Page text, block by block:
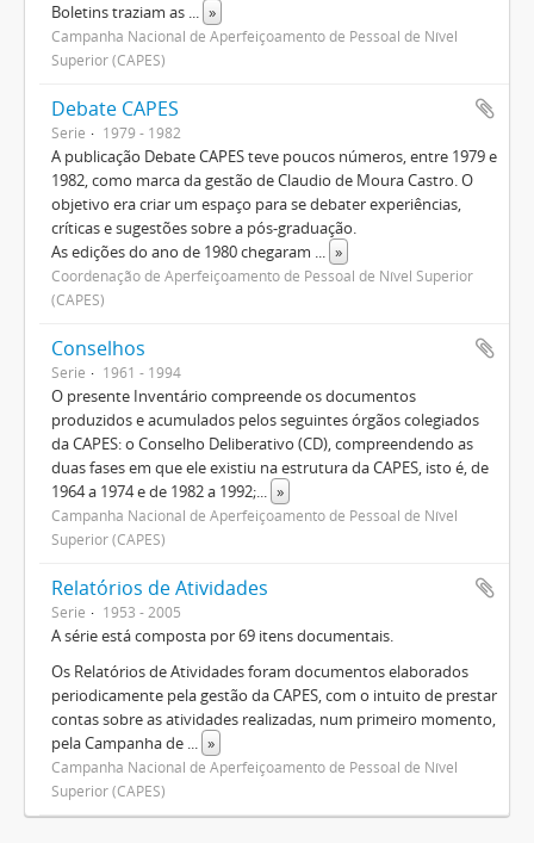
Boletins traziam as ... »
Campanha Nacional de Aperfeiçoamento de Pessoal de Nível
Superior (CAPES)
Debate CAPES
Serie 1979 - 1982
A publicação Debate CAPES teve poucos números, entre 1979 e
1982, como marca da gestão de Claudio de Moura Castro. O
objetivo era criar um espaço para se debater experiências,
críticas e sugestões sobre a pós-graduação.
As edições do ano de 1980 chegaram ... »
Coordenação de Aperfeiçoamento de Pessoal de Nível Superior
(CAPES)
Conselhos
Serie 1961 - 1994
O presente Inventário compreende os documentos
produzidos e acumulados pelos seguintes órgãos colegiados
da CAPES: o Conselho Deliberativo (CD), compreendendo as
duas fases em que ele existiu na estrutura da CAPES, isto é, de
1964 a 1974 e de 1982 a 1992;... »
Campanha Nacional de Aperfeiçoamento de Pessoal de Nível
Superior (CAPES)
Relatórios de Atividades
Serie 1953 - 2005
A série está composta por 69 itens documentais.
Os Relatórios de Atividades foram documentos elaborados
periodicamente pela gestão da CAPES, com o intuito de prestar
contas sobre as atividades realizadas, num primeiro momento,
pela Campanha de ... »
Campanha Nacional de Aperfeiçoamento de Pessoal de Nível
Superior (CAPES)